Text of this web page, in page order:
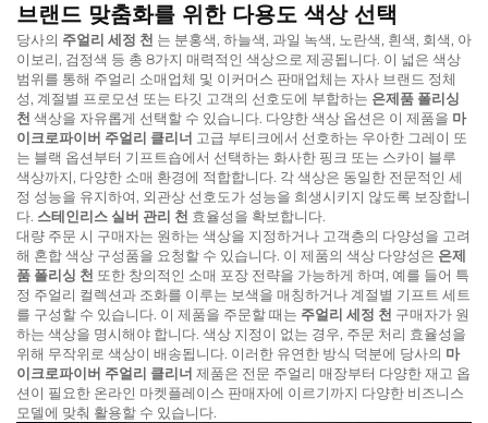
브랜드 맞춤화를 위한 다용도 색상 선택
당사의 주얼리 세정 천 는 분홍색, 하늘색, 과일 녹색, 노란색, 흰색, 회색, 아
이보리, 검정색 등 총 8가지 매력적인 색상으로 제공됩니다. 이 넓은 색상
범위를 통해 주얼리 소매업체 및 이커머스 판매업체는 자사 브랜드 정체
성, 계절별 프로모션 또는 타깃 고객의 선호도에 부합하는 은제품 폴리싱
천 색상을 자유롭게 선택할 수 있습니다. 다양한 색상 옵션은 이 제품을 마
이크로파이버 주얼리 클리너 고급 부티크에서 선호하는 우아한 그레이 또
는 블랙 옵션부터 기프트숍에서 선택하는 화사한 핑크 또는 스카이 블루
색상까지, 다양한 소매 환경에 적합합니다. 각 색상은 동일한 전문적인 세
정 성능을 유지하여, 외관상 선호도가 성능을 희생시키지 않도록 보장합니
다. 스테인리스 실버 관리 천 효율성을 확보합니다.
대량 주문 시 구매자는 원하는 색상을 지정하거나 고객층의 다양성을 고려
해 혼합 색상 구성품을 요청할 수 있습니다. 이 제품의 색상 다양성은 은제
품 폴리싱 천 또한 창의적인 소매 포장 전략을 가능하게 하며, 예를 들어 특
정 주얼리 컬렉션과 조화를 이루는 보색을 매칭하거나 계절별 기프트 세트
를 구성할 수 있습니다. 이 제품을 주문할 때는 주얼리 세정 천 구매자가 원
하는 색상을 명시해야 합니다. 색상 지정이 없는 경우, 주문 처리 효율성을
위해 무작위로 색상이 배송됩니다. 이러한 유연한 방식 덕분에 당사의 마
이크로파이버 주얼리 클리너 제품은 전문 주얼리 매장부터 다양한 재고 옵
션이 필요한 온라인 마켓플레이스 판매자에 이르기까지 다양한 비즈니스
모델에 맞춰 활용할 수 있습니다.